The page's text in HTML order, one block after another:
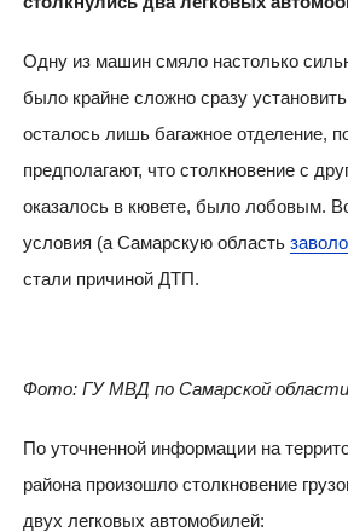
Одну из машин смяло настолько
было крайне сложно сразу
осталось лишь багажное отделение,
предполагают, что столкновение с
оказалось в кювете, было лобовым.
условия (а Самарскую область
стали причиной ДТП.
Фото: ГУ МВД по Самарской области
По уточненной информации на
района произошло столкновение
двух легковых автомобилей: